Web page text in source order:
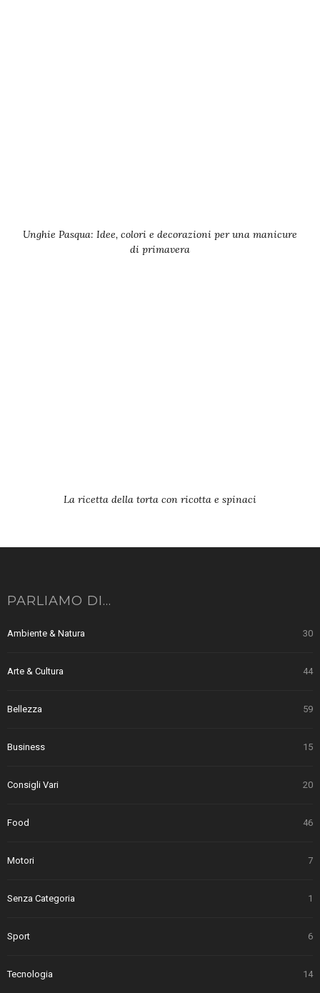
Unghie Pasqua: Idee, colori e decorazioni per una manicure
di primavera
La ricetta della torta con ricotta e spinaci
PARLIAMO DI…
Ambiente & Natura 30
Arte & Cultura 44
Bellezza 59
Business 15
Consigli Vari 20
Food 46
Motori 7
Senza Categoria 1
Sport 6
Tecnologia 14